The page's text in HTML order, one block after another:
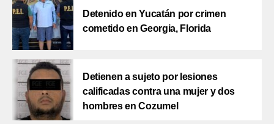
Detenido en Yucatán por crimen
cometido en Georgia, Florida
Detienen a sujeto por lesiones
calificadas contra una mujer y dos
hombres en Cozumel